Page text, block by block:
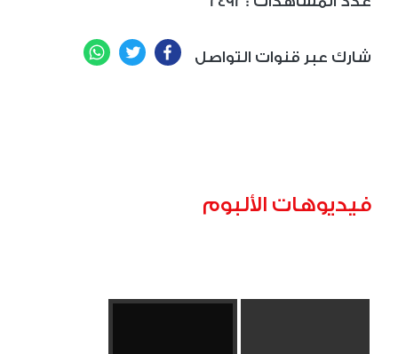
شارك عبر قنوات التواصل Facebook
Twitter
فيديوهات الألبوم